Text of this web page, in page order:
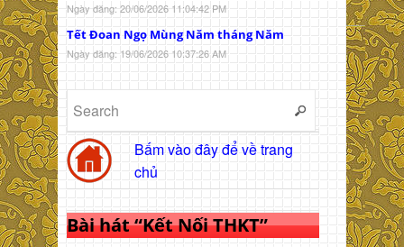
Ngày đăng: 20/06/2026 11:04:42 PM
Tết Đoan Ngọ Mùng Năm tháng Năm
Ngày đăng: 19/06/2026 10:37:26 AM
Bấm vào đây để về trang
chủ
Bài hát “Kết Nối THKT”